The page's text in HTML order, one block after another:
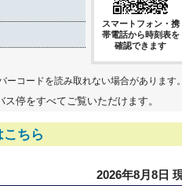
スマートフォン・携
帯電話から時刻表を
確認できます
コードを読み取れない場合があります。
停をすべてご覧いただけます。
ちら
2026年8月8日